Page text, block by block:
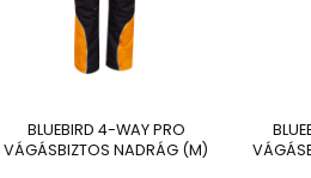
BLUEBIRD 4-WAY PRO
VÁGÁSBIZTOS NADRÁG (M)